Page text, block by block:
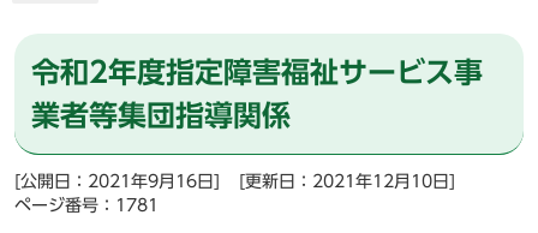
令和2年度指定障害福祉サービス事
業者等集団指導関係
[公開日：2021年9月16日]
[更新日：2021年12月10日]
ページ番号：1781